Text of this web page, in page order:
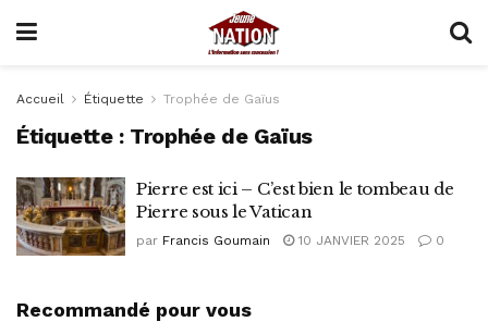
Accueil Étiquette Trophée de Gaïus
Étiquette : Trophée de Gaïus
Pierre est ici – C’est bien le tombeau de
Pierre sous le Vatican
par Francis Goumain 10 JANVIER 2025 0
Recommandé pour vous